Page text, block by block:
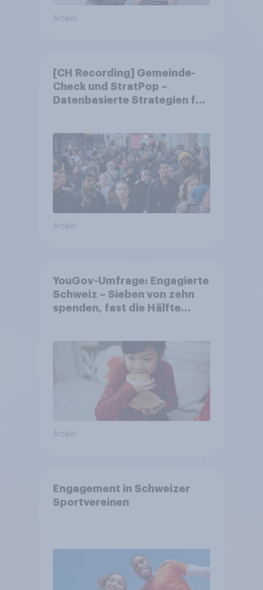
Artikel
[CH Recording] Gemeinde-
Check und StratPop –
Datenbasierte Strategien für
Artikel
YouGov-Umfrage: Engagierte
Schweiz – Sieben von zehn
spenden, fast die Hälfte
Artikel
Engagement in Schweizer
Sportvereinen